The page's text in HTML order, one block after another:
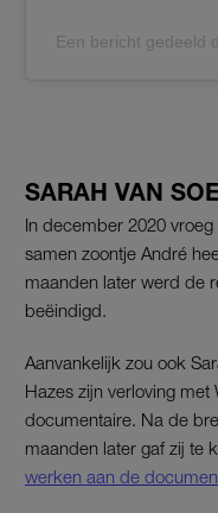
Een bericht gedeeld
SARAH VAN
In december 2020
samen zoontje André
maanden later werd de
beëindigd.
Aanvankelijk zou ook
Hazes zijn verloving
documentaire. Na de
maanden later gaf zij te
werken aan de